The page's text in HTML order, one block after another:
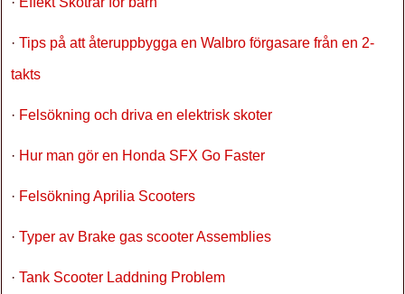
· Tips på att återuppbygga en Walbro förgasare från en 2-
takts
· Felsökning och driva en elektrisk skoter
· Hur man gör en Honda SFX Go Faster
· Felsökning Aprilia Scooters
· Typer av Brake gas scooter Assemblies
· Tank Scooter Laddning Problem